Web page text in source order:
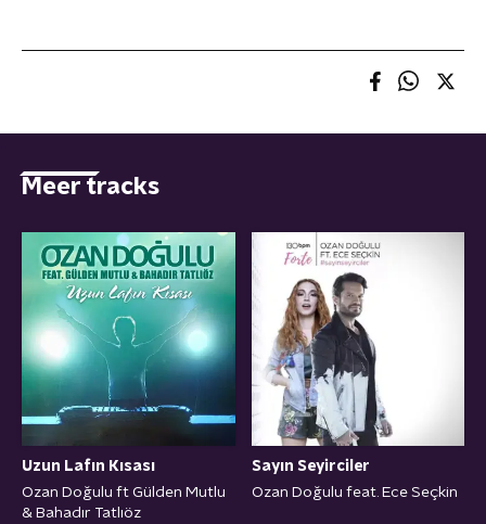
Meer tracks
Uzun Lafın Kısası
Ozan Doğulu ft Gülden Mutlu
& Bahadır Tatlıöz
Sayın Seyirciler
Ozan Doğulu feat. Ece Seçkin